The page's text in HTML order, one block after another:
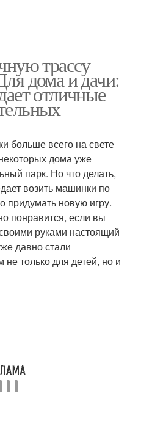
трассу
дома и дачи:
отличные
больше всего на свете
дома уже
парк. Но что делать,
возить машинки по
придумать новую игру.
понравится, если вы
руками настоящий
давно стали
только для детей, но и